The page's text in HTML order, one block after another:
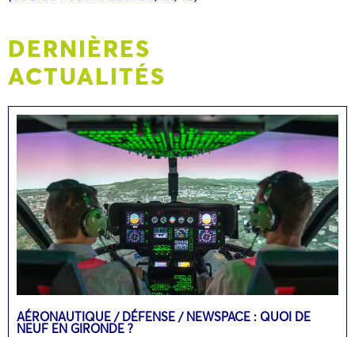
DERNIÈRES
ACTUALITÉS
AÉRONAUTIQUE / DÉFENSE / NEWSPACE : QUOI DE
NEUF EN GIRONDE ?